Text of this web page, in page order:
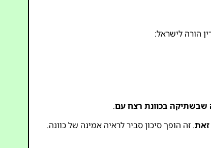
הורה לישראל:
שבשתיקה בכוונת רצח עם.
זאת. זה הופך סיכון סביר לראיה אמינה של כוונה.